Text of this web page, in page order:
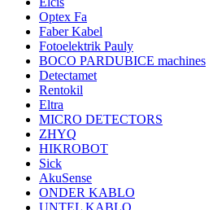
Optex Fa
Faber Kabel
Fotoelektrik Pauly
BOCO PARDUBICE machines
Detectamet
Rentokil
Eltra
MICRO DETECTORS
ZHYQ
HIKROBOT
Sick
AkuSense
ONDER KABLO